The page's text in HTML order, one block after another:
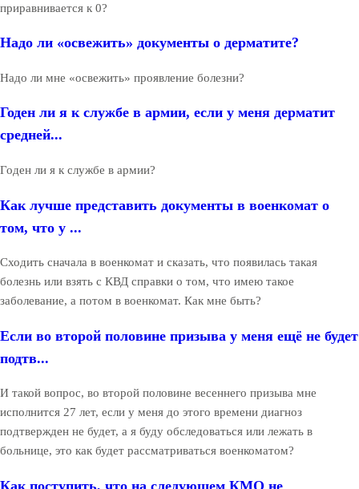
приравнивается к 0?
Надо ли «освежить» документы о дерматите?
Надо ли мне «освежить» проявление болезни?
Годен ли я к службе в армии, если у меня дерматит
средней...
Годен ли я к службе в армии?
Как лучше представить документы в военкомат о
том, что у ...
Сходить сначала в военкомат и сказать, что появилась такая
болезнь или взять с КВД справки о том, что имею такое
заболевание, а потом в военкомат. Как мне быть?
Если во второй половине призыва у меня ещё не будет
подтв...
И такой вопрос, во второй половине весеннего призыва мне
исполнится 27 лет, если у меня до этого времени диагноз
подтвержден не будет, а я буду обследоваться или лежать в
больнице, это как будет рассматриваться военкоматом?
Как поступить, что на следующем КМО не